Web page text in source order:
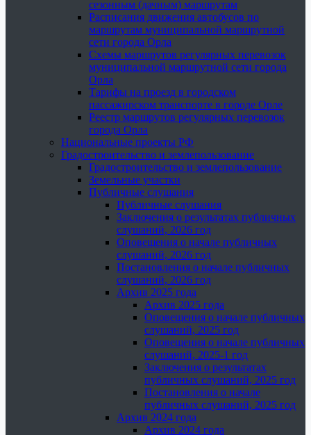
сезонным (дачным) маршрутам
Расписания движения автобусов по
маршрутам муниципальной маршрутной
сети города Орла
Схемы маршрутов регулярных перевозок
муниципальной маршрутной сети города
Орла
Тарифы на проезд в городском
пассажирском транспорте в городе Орле
Реестр маршрутов регулярных перевозок
города Орла
Национальные проекты РФ
Градостроительство и землепользование
Градостроительство и землепользование
Земельные участки
Публичные слушания
Публичные слушания
Заключения о результатах публичных
слушаний, 2026 год
Оповещения о начале публичных
слушаний, 2026 год
Постановления о начале публичных
слушаний, 2026 год
Архив 2025 года
Архив 2025 года
Оповещения о начале публичных
слушаний, 2025 год
Оповещения о начале публичных
слушаний, 2025-1 год
Заключения о результатах
публичных слушаний, 2025 год
Постановления о начале
публичных слушаний, 2025 год
Архив 2024 года
Архив 2024 года